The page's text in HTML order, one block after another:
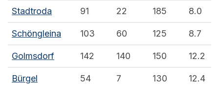
Stadtroda 91 22 185 8.0
Schöngleina 103 60 125 8.7
Golmsdorf 142 140 150 12.2
Bürgel 54 7 130 12.4